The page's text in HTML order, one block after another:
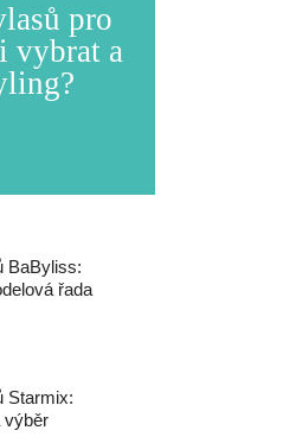
pro
vybrat a
BaByliss:
řada
Starmix:
výběr